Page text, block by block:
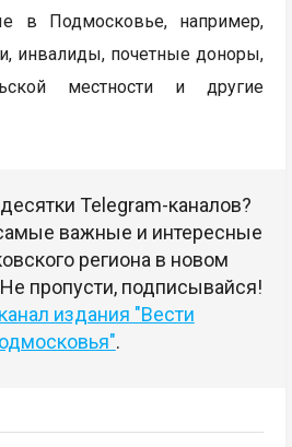
в Подмосковье, например,
инвалиды, почетные доноры,
местности и другие
Telegram-каналов?
важные и интересные
региона в новом
пропусти, подписывайся!
издания "Вести
.